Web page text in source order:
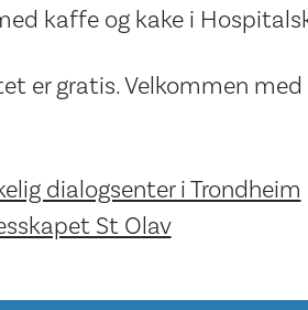
kaffe og kake i
er gratis. Velkommen
dialogsenter i Trondheim
St Olav